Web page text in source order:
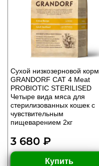
Сухой низкозерновой корм
GRANDORF CAT 4 Meat
PROBIOTIC STERILISED
Четыре вида мяса для
стерилизованных кошек с
чувствительным
пищеварением 2кг
3 680 ₽
Купить